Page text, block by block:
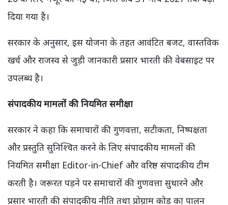
दिया गया है।
सरकार के अनुसार, इस योजना के तहत आवंटित बजट, वास्तविक
खर्च और राजस्व से जुड़ी जानकारी प्रसार भारती की वेबसाइट पर
उपलब्ध है।
संपादकीय मामलों की नियमित समीक्षा
सरकार ने कहा कि समाचारों की गुणवत्ता, सटीकता, निष्पक्षता
और प्रस्तुति सुनिश्चित करने के लिए संपादकीय मामलों की
नियमित समीक्षा Editor-in-Chief और वरिष्ठ संपादकीय टीम
करती है। जरूरत पड़ने पर समाचारों की गुणवत्ता सुधारने और
प्रसार भारती की संपादकीय नीति तथा प्रोग्राम कोड का पालन